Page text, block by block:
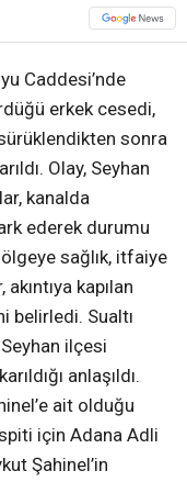
Caddesi’nde
erkek cesedi,
sonra
Olay, Seyhan
kanalda
ederek durumu
sağlık, itfaiye
kapılan
belirledi. Sualtı
ilçesi
anlaşıldı.
ait olduğu
için Adana Adli
Şahinel’in